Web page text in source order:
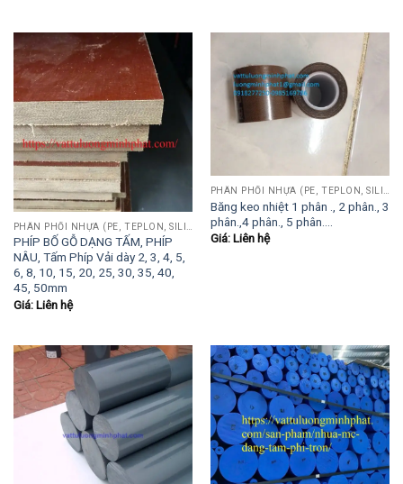
PHÍP BỐ GỖ DẠNG TẤM, PHÍP
NÂU, Tấm Phíp Vải dày 2, 3, 4, 5,
6, 8, 10, 15, 20, 25, 30, 35, 40,
45, 50mm
Giá: Liên hệ
Băng keo nhiệt 1 phân ., 2 phân., 3
phân.,4 phân., 5 phân….
Giá: Liên hệ